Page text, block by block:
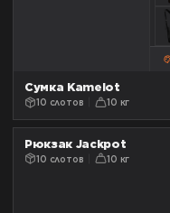
Сумка Kamelot
10 слотов 10 кг
Рюкзак Jackpot
10 слотов 10 кг